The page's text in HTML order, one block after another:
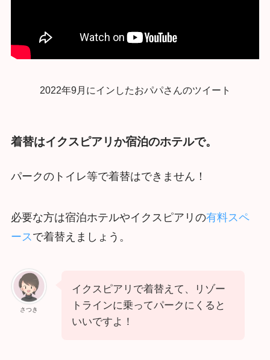
2022年9月にインしたおパパさんのツイート
着替はイクスピアリか宿泊のホテルで。
パークのトイレ等で着替はできません！
必要な方は宿泊ホテルやイクスピアリの有料スペ
ース で着替えましょう。
さつき
イクスピアリで着替えて、リゾー
トラインに乗ってパークにくると
いいですよ！